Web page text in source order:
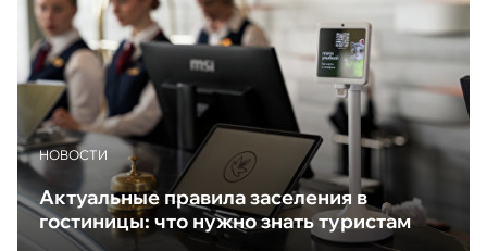
НОВОСТИ
Актуальные правила заселения в
гостиницы: что нужно знать туристам